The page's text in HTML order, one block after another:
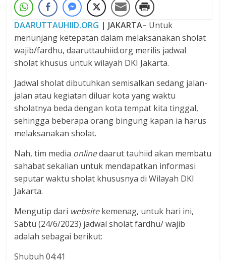
DAARUTTAUHIID.ORG | JAKARTA– Untuk
menunjang ketepatan dalam melaksanakan sholat
wajib/fardhu, daaruttauhiid.org merilis jadwal
sholat khusus untuk wilayah DKI Jakarta.
Jadwal sholat dibutuhkan semisalkan sedang jalan-
jalan atau kegiatan diluar kota yang waktu
sholatnya beda dengan kota tempat kita tinggal,
sehingga beberapa orang bingung kapan ia harus
melaksanakan sholat.
Nah, tim media onlinedaarut tauhiid akan membatu
sahabat sekalian untuk mendapatkan informasi
seputar waktu sholat khususnya di Wilayah DKI
Jakarta.
Mengutip dari websitekemenag, untuk hari ini,
Sabtu (24/6/2023) jadwal sholat fardhu/ wajib
adalah sebagai berikut:
Shubuh 04:41